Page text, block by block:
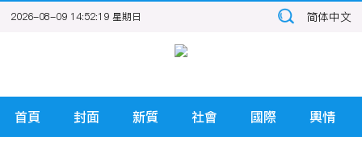
2026-08-09 14:52:20 星期日 简体中文
首頁 封面 新質 社會 國際 輿情